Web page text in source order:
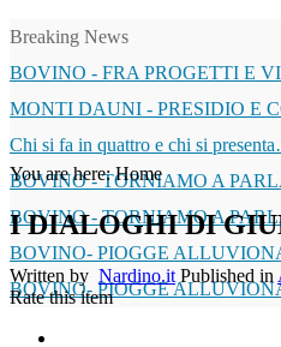
Breaking News
BOVINO - FRA PROGETTI E
MONTI DAUNI - PRESIDIO E
Chi si fa in quattro e chi si
BOVINO - TORNIAMO A
BOVINO - TORNIAMO A
BOVINO- PIOGGE
BOVINO- PIOGGE
You are here:Home
I DIALOGHI DI
Written by Nardino.it Published in
Rate this item